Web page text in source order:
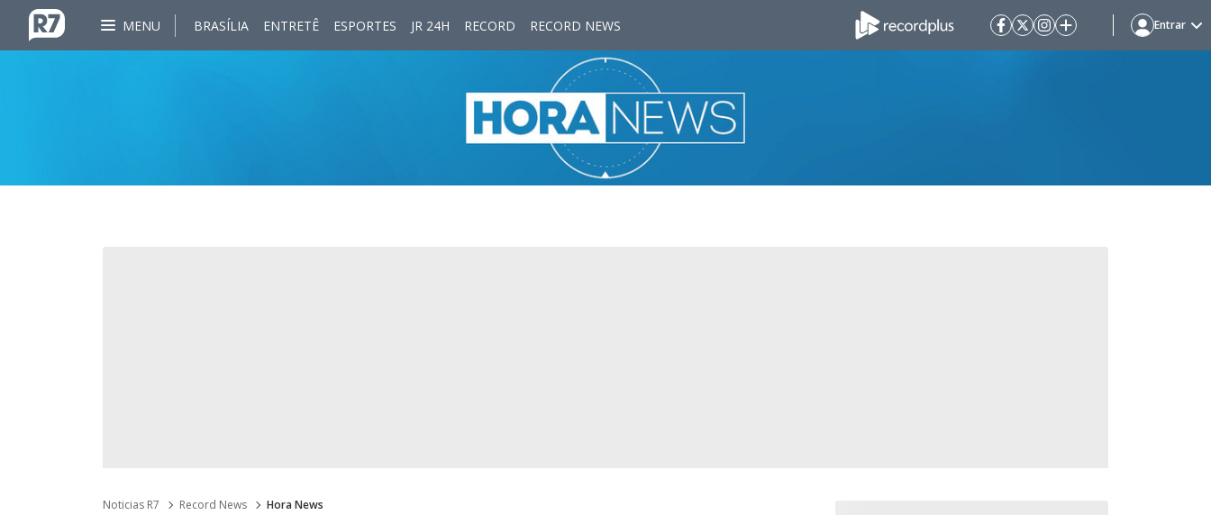
MENU BRASÍLIA ENTRETÊ ESPORTES JR 24H RECORD RECORD NEWS Entrar
Noticias R7 Record News Hora News